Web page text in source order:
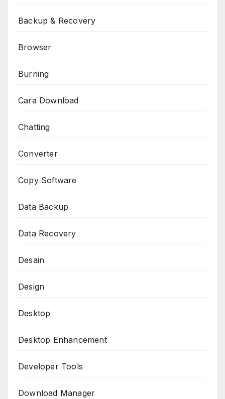
Backup & Recovery
Browser
Burning
Cara Download
Chatting
Converter
Copy Software
Data Backup
Data Recovery
Desain
Design
Desktop
Desktop Enhancement
Developer Tools
Download Manager